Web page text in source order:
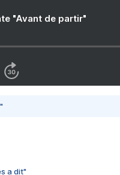
"Avant de partir"
a dit"